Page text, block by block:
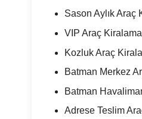
Sason Aylık Araç
VIP Araç Kiralama
Kozluk Araç
Batman Merkez
Batman
Adrese Teslim